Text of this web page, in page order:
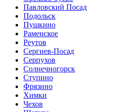
Павловский Посад
Подольск
Пушкино
Раменское
Реутов
Сергиев-Посад
Серпухов
Солнечногорск
Ступино
Фрязино
Химки
Чехов